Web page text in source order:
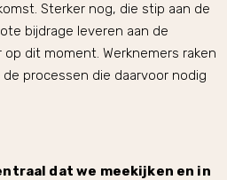
Sterker nog, die stip aan de
bijdrage leveren aan de
dit moment. Werknemers raken
processen die daarvoor nodig
dat we meekijken en in